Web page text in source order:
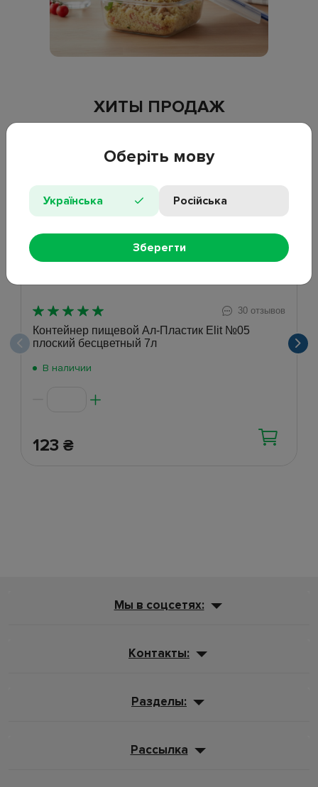
ХИТЫ ПРОДАЖ
30 отзывов
Контейнер пищевой Ал-Пластик Elit №05
плоский бесцветный 7л
В наличии
123 ₴
Оберіть мову
Українська Російська
Зберегти
Мы в соцсетях:
Контакты:
Разделы:
Рассылка